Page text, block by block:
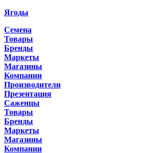
Ягоды
Семена
Товары
Бренды
Маркеты
Магазины
Компании
Производители
Презентация
Саженцы
Товары
Бренды
Маркеты
Магазины
Компании